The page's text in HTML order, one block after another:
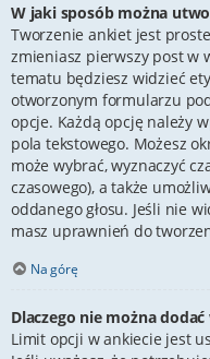
W jaki sposób można
Tworzenie ankiet jest
zmieniasz pierwszy post w
tematu będziesz widzieć
otworzonym formularzu
opcje. Każdą opcję należy
pola tekstowego. Możesz
może wybrać, wyznaczyć
czasowego), a także
oddanego głosu. Jeśli nie
masz uprawnień do
Na górę
Dlaczego nie można
Limit opcji w ankiecie jest